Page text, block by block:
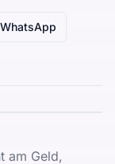
WhatsApp
am Geld,